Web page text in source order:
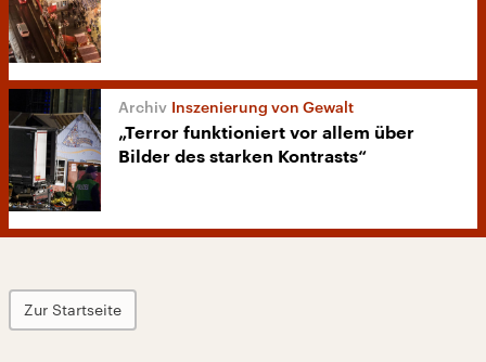
Inszenierung von Gewalt
„Terror funktioniert vor allem über
Bilder des starken Kontrasts“
Zur Startseite